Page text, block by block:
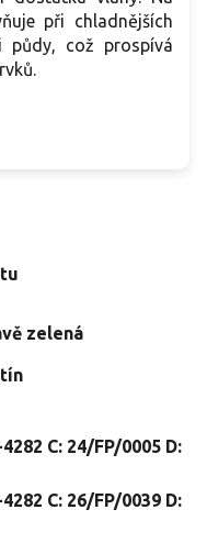
při chladnějších
půdy, což prospívá
zelená
C: 24/FP/0005 D:
C: 26/FP/0039 D: